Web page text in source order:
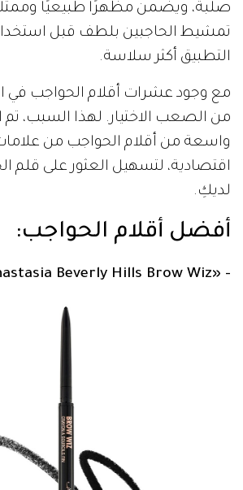
صلبة، ويضمن مظهرًا طبيعيًا
تمشيط الحاجبين بلطف قبل
التطبيق أكثر سلاسة.
مع وجود عشرات أقلام الحواجب في
من الصعب الاختيار. لهذا السبب، تم
واسعة من أقلام الحواجب من
اقتصادية، لتسهيل العثور على قلم
لديكِ.
أفضل أقلام الحواجب:
- «Anastasia Beverly Hills Brow Wiz»: